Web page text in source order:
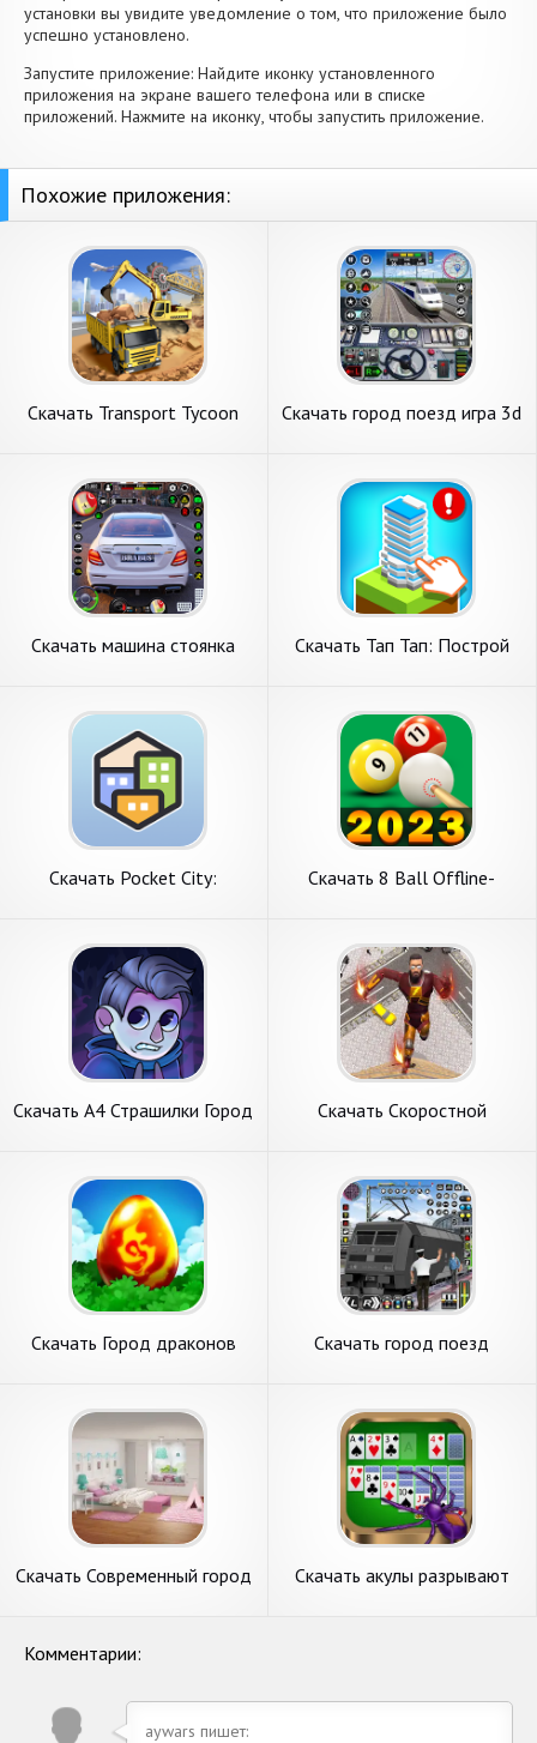
установки вы увидите уведомление о том, что приложение было
успешно установлено.
Запустите приложение: Найдите иконку установленного
приложения на экране вашего телефона или в списке
приложений. Нажмите на иконку, чтобы запустить приложение.
Похожие приложения:
Скачать Transport Tycoon
Андроид
Скачать город поезд игра 3d
Скачать машина стоянка
на Андроид
Скачать Тап Тап: Построй
на Андроид
Скачать Pocket City:
Андроид
Скачать 8 Ball Offline-
Андроид
Скачать А4 Страшилки Город
Скачать Скоростной
на Андроид
Скачать Город драконов
Андроид
Скачать город поезд
Андроид
Скачать Современный город
Скачать акулы разрывают
Комментарии:
aywars пишет: